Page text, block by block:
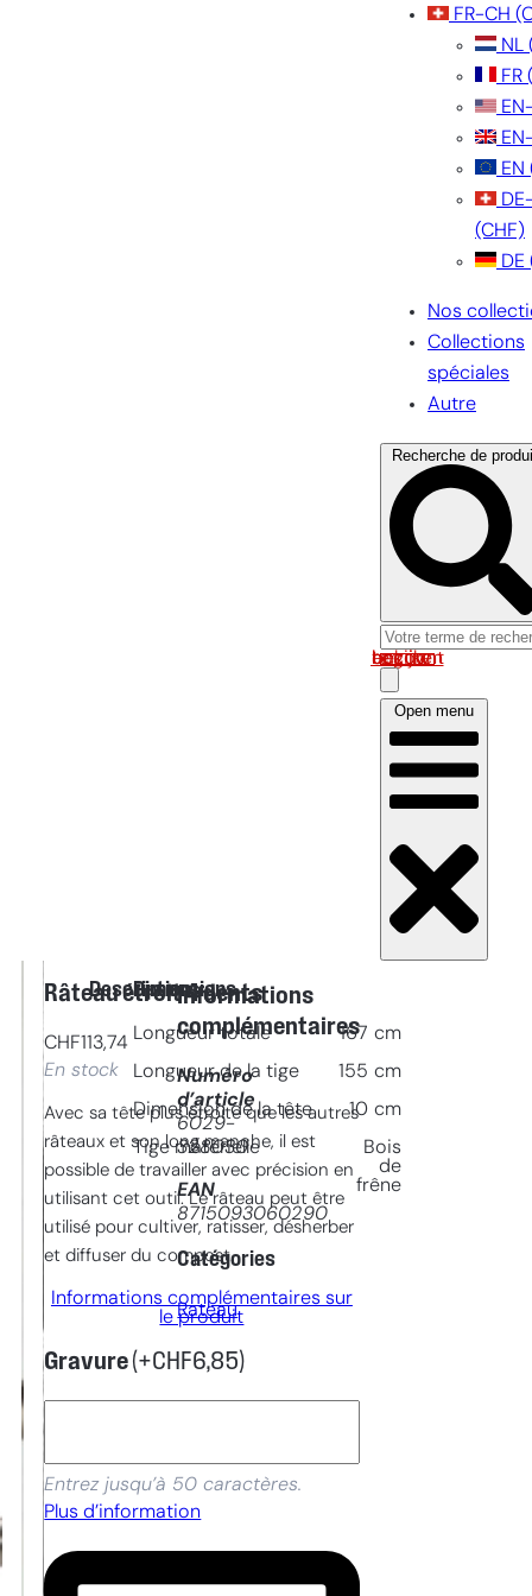
FR-CH
NL
FR
EN
(CHF)
DE
Nos
Collections
spéciales
Autre
Recherche de
Log in om uw account te bekijken
Open menu
Râteau étroit 4 dents
CHF113,74
En stock
Avec sa tête plus étroite que les autres
râteaux et son long manche, il est
possible de travailler avec précision en
utilisant cet outil. Le râteau peut être
utilisé pour cultiver, ratisser, désherber
et diffuser du compost.
Informations complémentaires sur
le produit
Gravure(+CHF6,85)
Entrez jusqu’à 50 caractères.
Plus d’information
Description
Dimensions
Longueur totale 167 cm
Longueur de la tige 155 cm
Dimension de la tête 10 cm
Tige matèrielle
Bois
de
frêne
Informations
complémentaires
Numéro
d’article
6029-
328030
EAN
8715093060290
Catégories
Rateau